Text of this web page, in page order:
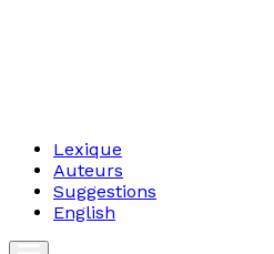
Lexique
Auteurs
Suggestions
English